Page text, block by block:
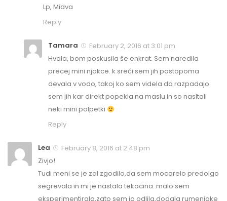
Lp, Midva
Reply
Tamara
February 2, 2016 at 3:01 pm
Hvala, bom poskusila še enkrat. Sem naredila
precej mini njokce. k sreči sem jih postopoma
devala v vodo, takoj ko sem videla da razpadajo
sem jih kar direkt popekla na maslu in so nasltali
neki mini polpetki
Reply
Lea
February 8, 2016 at 2:48 pm
Zivjo!
Tudi meni se je zal zgodilo,da sem mocarelo predolgo
segrevala in mi je nastala tekocina..malo sem
eksperimentirala,zato sem jo odlila,dodala rumenjake